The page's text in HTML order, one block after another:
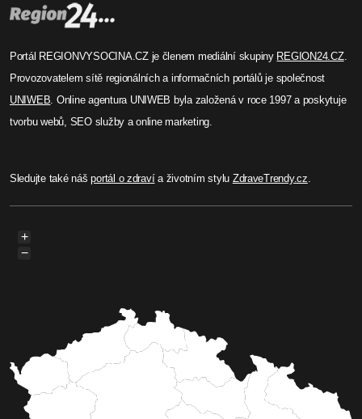
Havlíčkův Brod se těší na nový
I/37 a dvě okružní křižovatky. Přeložka by měla
snížit dopravní zácpy a zlepšit tranzitní dopravu.